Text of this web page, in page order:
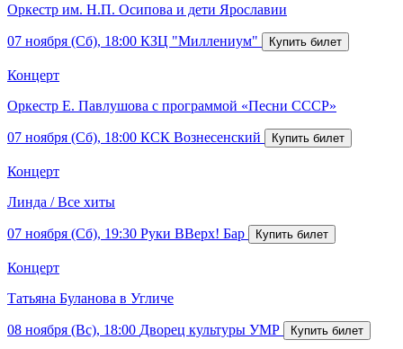
Оркестр им. Н.П. Осипова и дети Ярославии
07 ноября (Сб), 18:00 КЗЦ "Миллениум"
Концерт
Оркестр Е. Павлушова с программой «Песни СССР»
07 ноября (Сб), 18:00 КСК Вознесенский
Концерт
Линда / Все хиты
07 ноября (Сб), 19:30 Руки ВВерх! Бар
Концерт
Татьяна Буланова в Угличе
08 ноября (Вс), 18:00 Дворец культуры УМР